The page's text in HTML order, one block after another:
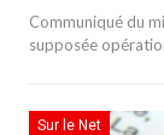
Communiqué du
supposée
Sur le Net